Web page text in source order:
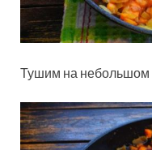
Тушим на небольшом